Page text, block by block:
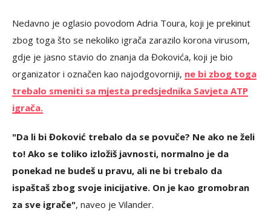
Nedavno je oglasio povodom Adria Toura, koji je prekinut
zbog toga što se nekoliko igrača zarazilo korona virusom,
gdje je jasno stavio do znanja da Đokovića, koji je bio
organizator i označen kao najodgovorniji, ne bi zbog toga
trebalo smeniti sa mjesta predsjednika Savjeta ATP
igrača.
"Da li bi Đoković trebalo da se povuče? Ne ako ne želi
to! Ako se toliko izložiš javnosti, normalno je da
ponekad ne budeš u pravu, ali ne bi trebalo da
ispaštaš zbog svoje inicijative. On je kao gromobran
za sve igrače", naveo je Vilander.